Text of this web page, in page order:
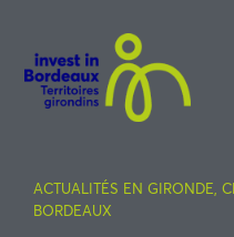
ACTUALITÉS EN GIRONDE,
BORDEAUX